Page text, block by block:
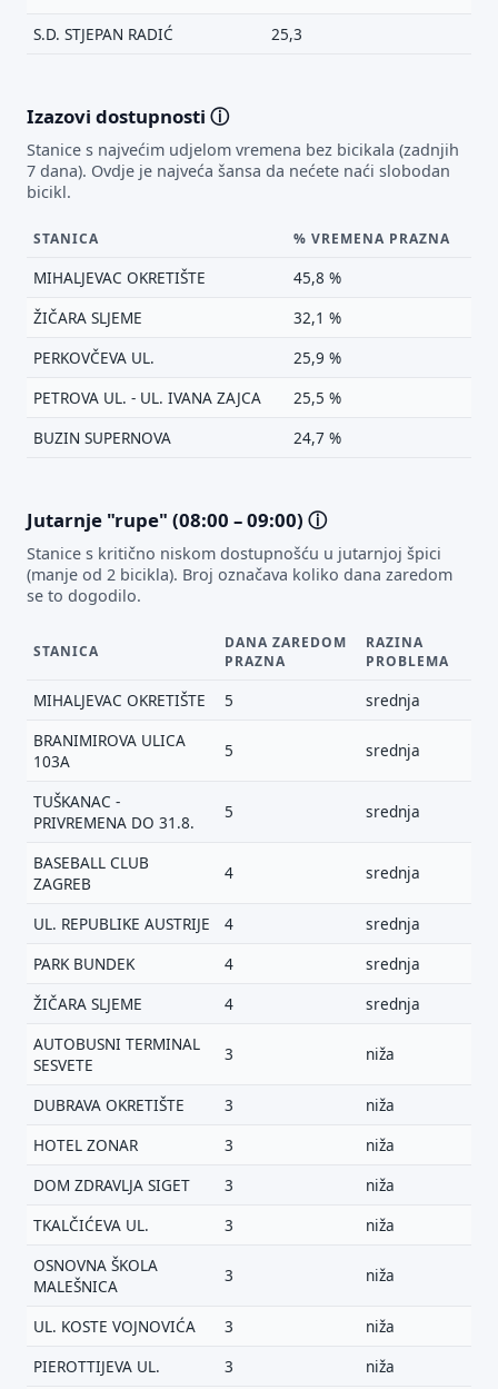
S.D. STJEPAN RADIĆ
25,3
Izazovi dostupnosti ⓘ
Stanice s najvećim udjelom vremena bez bicikala (zadnjih
7 dana). Ovdje je najveća šansa da nećete naći slobodan
bicikl.
STANICA % VREMENA PRAZNA
MIHALJEVAC OKRETIŠTE
45,8 %
ŽIČARA SLJEME
32,1 %
PERKOVČEVA UL.
25,9 %
PETROVA UL. - UL. IVANA ZAJCA
25,5 %
BUZIN SUPERNOVA
24,7 %
Jutarnje "rupe" (08:00 – 09:00) ⓘ
Stanice s kritično niskom dostupnošću u jutarnjoj špici
(manje od 2 bicikla). Broj označava koliko dana zaredom
se to dogodilo.
STANICA
DANA ZAREDOM
PRAZNA
RAZINA
PROBLEMA
MIHALJEVAC OKRETIŠTE 5
srednja
BRANIMIROVA ULICA
103A
5 srednja
TUŠKANAC -
PRIVREMENA DO 31.8.
5 srednja
BASEBALL CLUB
ZAGREB
4 srednja
UL. REPUBLIKE AUSTRIJE 4
srednja
PARK BUNDEK
4
srednja
ŽIČARA SLJEME
4
srednja
AUTOBUSNI TERMINAL
SESVETE
3 niža
DUBRAVA OKRETIŠTE 3
niža
HOTEL ZONAR
3
niža
DOM ZDRAVLJA SIGET
3
niža
TKALČIĆEVA UL.
3
niža
OSNOVNA ŠKOLA
MALEŠNICA
3 niža
UL. KOSTE VOJNOVIĆA 3
niža
PIEROTTIJEVA UL.
3
niža